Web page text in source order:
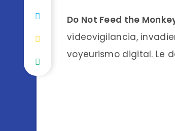
Do Not Feed the
videovigilancia,
voyeurismo digital. Le